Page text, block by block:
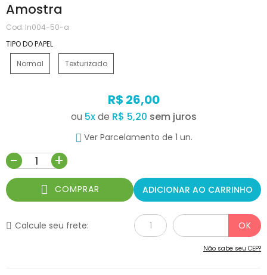
Amostra
Cod: ln004-50-a
TIPO DO PAPEL
Normal
Texturizado
R$ 26,00
ou 5xde R$ 5,20
Ver Parcelamento de 1 un.
- +
COMPRAR ADICIONAR AO CARRINHO
Calcule seu frete:
Não sabe seu CEP?